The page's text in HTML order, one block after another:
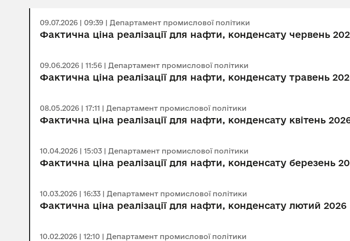
09.07.2026 | 09:39 | Департамент промислової політики
Фактична ціна реалізації для нафти, конденсату червень
09.06.2026 | 11:56 | Департамент промислової політики
Фактична ціна реалізації для нафти, конденсату травень
08.05.2026 | 17:11 | Департамент промислової політики
Фактична ціна реалізації для нафти, конденсату квітень
10.04.2026 | 15:03 | Департамент промислової політики
Фактична ціна реалізації для нафти, конденсату березень
10.03.2026 | 16:33 | Департамент промислової політики
Фактична ціна реалізації для нафти, конденсату лютий 2026
10.02.2026 | 12:10 | Департамент промислової політики